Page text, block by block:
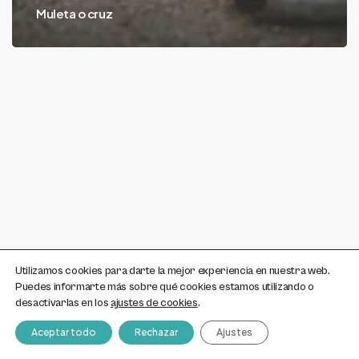
Muleta o cruz
Utilizamos cookies para darte la mejor experiencia en nuestra web.
Puedes informarte más sobre qué cookies estamos utilizando o
desactivarlas en losajustes de cookies.
Aceptar todo Rechazar Ajustes